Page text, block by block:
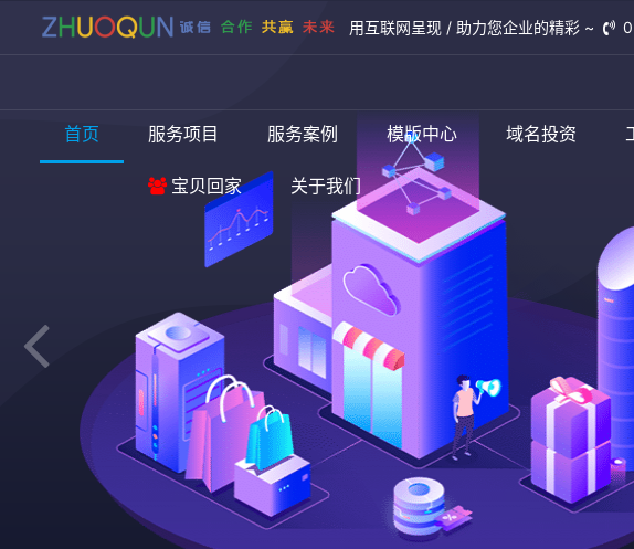
用互联网呈现 / 助力您企业的精彩 ~
首页 服务项目 服务案例 模版中心 域名投资
宝贝回家 关于我们